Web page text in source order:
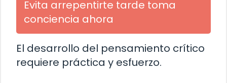
Evita arrepentirte tarde toma
conciencia ahora
El desarrollo del pensamiento crítico
requiere práctica y esfuerzo.